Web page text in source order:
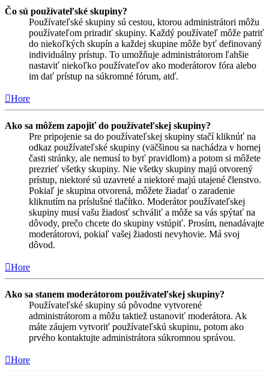
Čo sú používateľské skupiny?
Používateľské skupiny sú cestou, ktorou administrátori môžu
používateľom priradiť skupiny. Každý používateľ môže patriť
do niekoľkých skupín a každej skupine môže byť definovaný
individuálny prístup. To umožňuje administrátorom ľahšie
nastaviť niekoľko používateľov ako moderátorov fóra alebo
im dať prístup na súkromné fórum, atď.
Hore
Ako sa môžem zapojiť do používateľskej skupiny?
Pre pripojenie sa do používateľskej skupiny stačí kliknúť na
odkaz používateľské skupiny (väčšinou sa nachádza v hornej
časti stránky, ale nemusí to byť pravidlom) a potom si môžete
prezrieť všetky skupiny. Nie všetky skupiny majú otvorený
prístup, niektoré sú uzavreté a niektoré majú utajené členstvo.
Pokiaľ je skupina otvorená, môžete žiadať o zaradenie
kliknutím na príslušné tlačítko. Moderátor používateľskej
skupiny musí vašu žiadosť schváliť a môže sa vás spýtať na
dôvody, prečo chcete do skupiny vstúpiť. Prosím, nenadávajte
moderátorovi, pokiaľ vašej žiadosti nevyhovie. Má svoj
dôvod.
Hore
Ako sa stanem moderátorom používateľskej skupiny?
Používateľské skupiny sú pôvodne vytvorené
administrátorom a môžu taktiež ustanoviť moderátora. Ak
máte záujem vytvoriť používateľskú skupinu, potom ako
prvého kontaktujte administrátora súkromnou správou.
Hore